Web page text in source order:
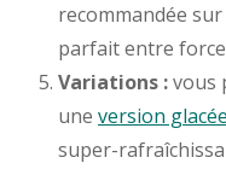
recommandée
parfait entre
Variations :vous
une version glacée
super-